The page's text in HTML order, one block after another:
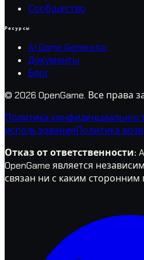
Сообщество
Ресурсы
AI Game Generator
Документы
Блог
© 2026 OpenGame. Все права
Политика
использованияПолитика
Отказ от ответственности:
OpenGame является
связан ни с каким